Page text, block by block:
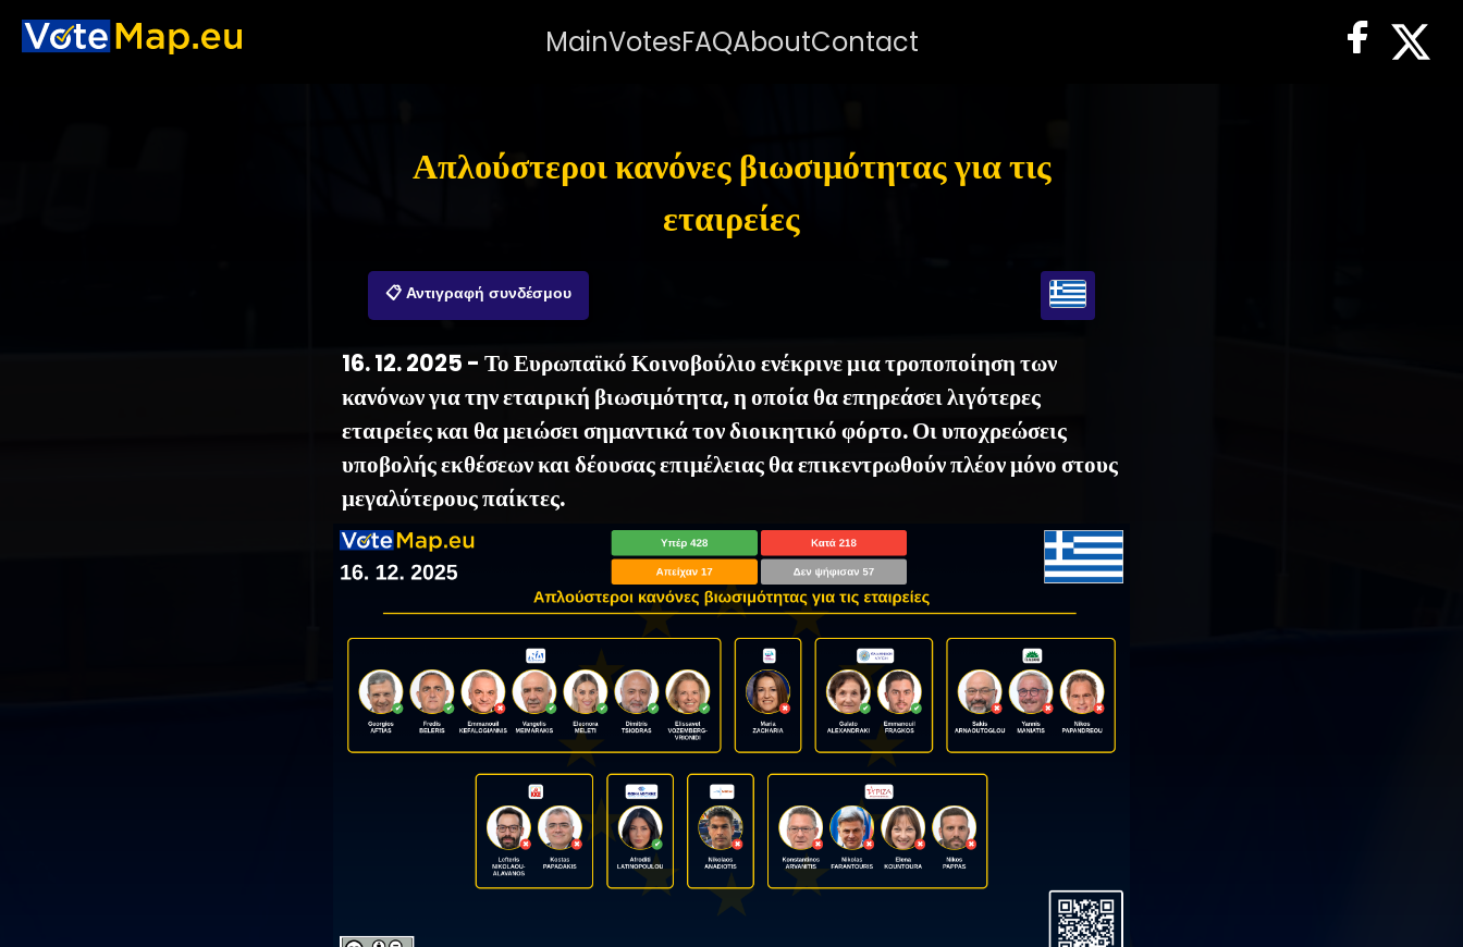
MainVotesFAQAboutContact
Απλούστεροι κανόνες βιωσιμότητας για τις
εταιρείες
📋 Αντιγραφή συνδέσμου
16. 12. 2025 - Το Ευρωπαϊκό Κοινοβούλιο ενέκρινε μια τροποποίηση των
κανόνων για την εταιρική βιωσιμότητα, η οποία θα επηρεάσει λιγότερες
εταιρείες και θα μειώσει σημαντικά τον διοικητικό φόρτο. Οι υποχρεώσεις
υποβολής εκθέσεων και δέουσας επιμέλειας θα επικεντρωθούν πλέον μόνο στους
μεγαλύτερους παίκτες.